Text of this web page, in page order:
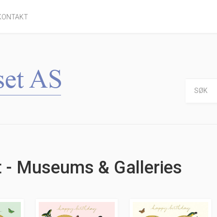
Museums & Galleries